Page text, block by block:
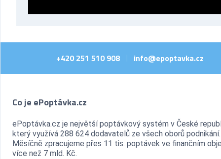
+420 251 510 908 info@epoptavka.cz
Co je ePoptávka.cz
ePoptávka.cz je největší poptávkový systém v České
který využívá 288 624 dodavatelů ze všech oborů podnikání.
Měsíčně zpracujeme přes 11 tis. poptávek ve finančním
více než 7 mld. Kč.